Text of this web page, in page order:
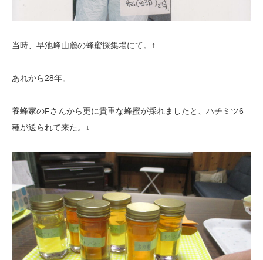
当時、早池峰山麓の蜂蜜採集場にて。↑
あれから28年。
養蜂家のFさんから更に貴重な蜂蜜が採れましたと、ハチミツ6
種が送られて来た。↓